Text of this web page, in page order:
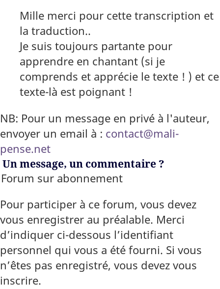
Mille merci pour cette transcription et
la traduction..
Je suis toujours partante pour
apprendre en chantant (si je
comprends et apprécie le texte ! ) et ce
texte-là est poignant !
NB: Pour un message en privé à l'auteur,
envoyer un email à : contact@mali-
pense.net
Un message, un commentaire ?
Forum sur abonnement
Pour participer à ce forum, vous devez
vous enregistrer au préalable. Merci
d’indiquer ci-dessous l’identifiant
personnel qui vous a été fourni. Si vous
n’êtes pas enregistré, vous devez vous
inscrire.